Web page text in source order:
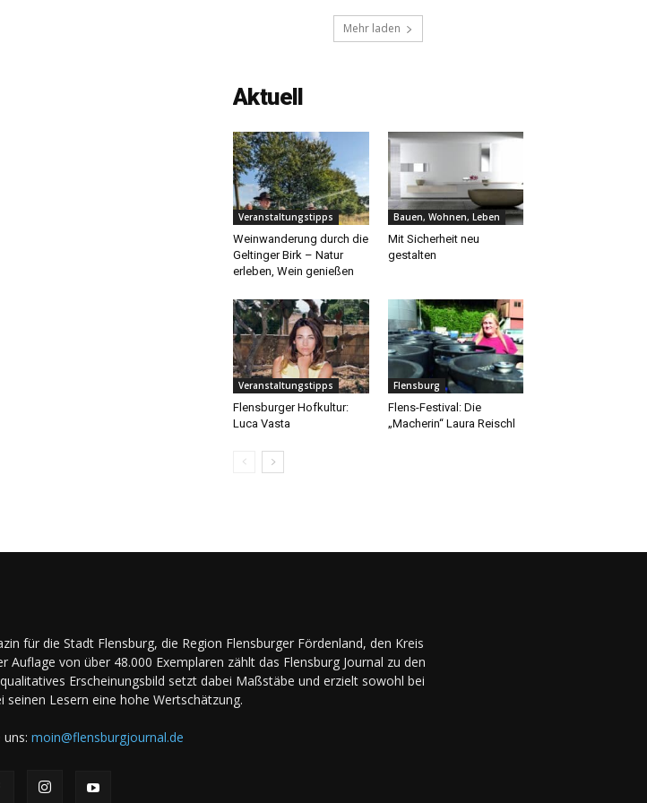
Mehr laden
Aktuell
Veranstaltungstipps
Weinwanderung durch die
Geltinger Birk – Natur
erleben, Wein genießen
Bauen, Wohnen, Leben
Mit Sicherheit neu
gestalten
Veranstaltungstipps
Flensburger Hofkultur:
Luca Vasta
Flensburg
Flens-Festival: Die
„Macherin“ Laura Reischl
für die Stadt Flensburg, die Region Flensburger Fördenland, den Kreis
von über 48.000 Exemplaren zählt das Flensburg Journal zu den
Erscheinungsbild setzt dabei Maßstäbe und erzielt sowohl bei
seinen Lesern eine hohe Wertschätzung.
moin@flensburgjournal.de